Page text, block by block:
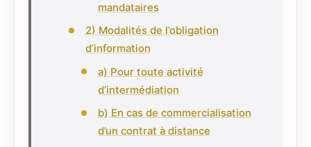
mandataires
2) Modalités de l’obligation
d’information
a) Pour toute activité
d’intermédiation
b) En cas de commercialisation
d’un contrat à distance